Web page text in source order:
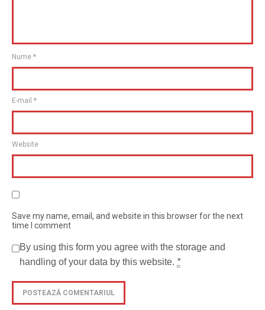
Nume *
E-mail *
Website
Save my name, email, and website in this browser for the next
time I comment
By using this form you agree with the storage and
handling of your data by this website. *